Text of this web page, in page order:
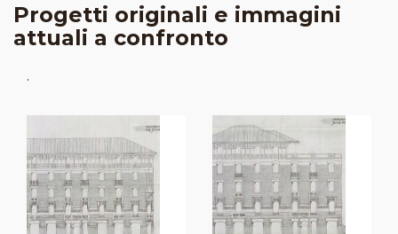
Progetti originali e immagini
attuali a confronto
.